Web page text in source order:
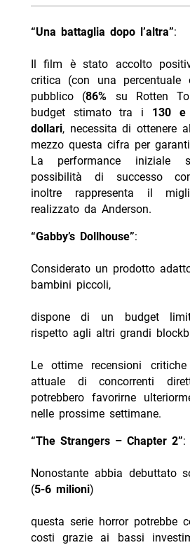
“Una battaglia dopo l’altra”:
Il film è stato accolto
critica (con una
pubblico (86% su Rotten
budget stimato tra i 130
dollari, necessita di ottenere
mezzo questa cifra per
La performance iniziale
possibilità di successo
inoltre rappresenta il
realizzato da Anderson.
“Gabby’s Dollhouse”:
Considerato un prodotto
bambini piccoli,
dispone di un budget
rispetto agli altri grandi
Le ottime recensioni critiche
attuale di concorrenti
potrebbero favorirne
nelle prossime settimane.
“The Strangers – Chapter 2”:
Nonostante abbia debuttato
(5-6 milioni)
questa serie horror potrebbe
costi grazie ai bassi